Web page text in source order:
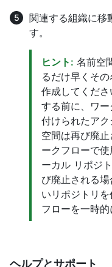
関連する組織に移
す。
ヒント: 名前空
るだけ早くそ
作成してくだ
する前に、ワ
付けられたア
空間は再び廃
ークフローで
ーカル リポジ
び廃止される
いリポジトリ
フローを一時的
ヘルプとサポート